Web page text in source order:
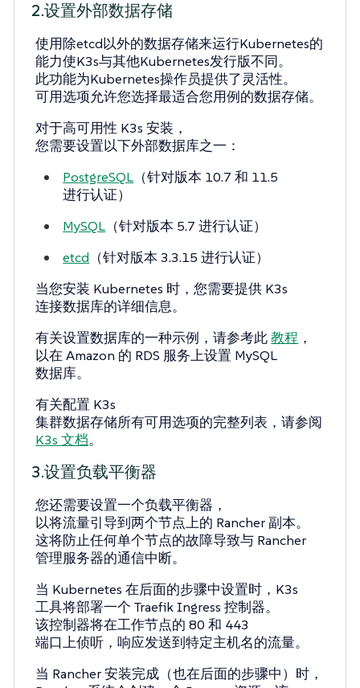
2.设置外部数据存储
使用除etcd以外的数据存储来运行Kubernetes的
能力使K3s与其他Kubernetes发行版不同。
此功能为Kubernetes操作员提供了灵活性。
可用选项允许您选择最适合您用例的数据存储。
对于高可用性 K3s 安装，
您需要设置以下外部数据库之一：
PostgreSQL （针对版本 10.7 和 11.5
进行认证）
MySQL （针对版本 5.7 进行认证）
etcd （针对版本 3.3.15 进行认证）
当您安装 Kubernetes 时，您需要提供 K3s
连接数据库的详细信息。
有关设置数据库的一种示例，请参考此教程 ，
以在 Amazon 的 RDS 服务上设置 MySQL
数据库。
有关配置 K3s
集群数据存储所有可用选项的完整列表，请参阅
K3s 文档。
3.设置负载平衡器
您还需要设置一个负载平衡器，
以将流量引导到两个节点上的 Rancher 副本。
这将防止任何单个节点的故障导致与 Rancher
管理服务器的通信中断。
当 Kubernetes 在后面的步骤中设置时，K3s
工具将部署一个 Traefik Ingress 控制器。
该控制器将在工作节点的 80 和 443
端口上侦听，响应发送到特定主机名的流量。
当 Rancher 安装完成（也在后面的步骤中）时，